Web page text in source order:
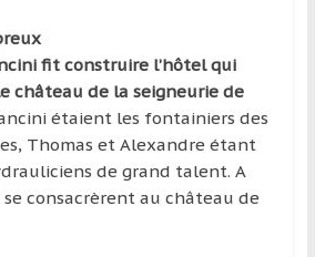
fit construire l’hôtel qui
château de la seigneurie de
étaient les fontainiers des
Thomas et Alexandre étant
de grand talent. A
consacrèrent au château de